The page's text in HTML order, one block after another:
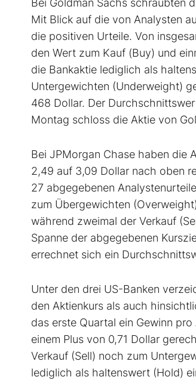
Bei Goldman Sachs schraubten
Mit Blick auf die von Analysten
die positiven Urteile. Von
den Wert zum Kauf (Buy) und
die Bankaktie lediglich als
Untergewichten (Underweight)
468 Dollar. Der
Montag schloss die Aktie von
Bei JPMorgan Chase haben die
2,49 auf 3,09 Dollar nach oben
27 abgegebenen
zum Übergewichten
während zweimal der Verkauf
Spanne der abgegebenen
errechnet sich ein
Unter den drei US-Banken
den Aktienkurs als auch
das erste Quartal ein Gewinn
einem Plus von 0,71 Dollar
Verkauf (Sell) noch zum
lediglich als haltenswert (Hold)